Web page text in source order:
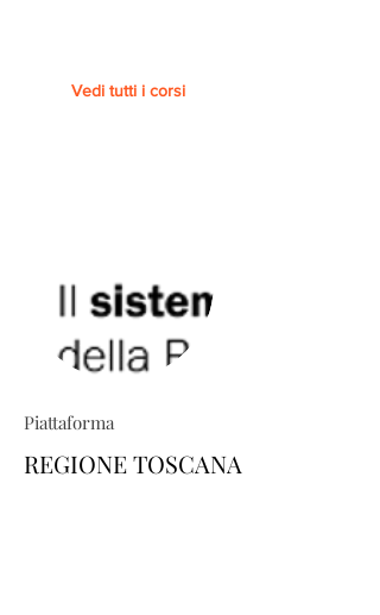
Vedi tutti i corsi
Piattaforma
REGIONE TOSCANA